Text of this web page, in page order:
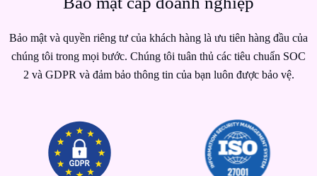
Bảo mật và quyền riêng tư của khách hàng là ưu tiên hàng đầu của
chúng tôi trong mọi bước. Chúng tôi tuân thủ các tiêu chuẩn SOC
2 và GDPR và đảm bảo thông tin của bạn luôn được bảo vệ.